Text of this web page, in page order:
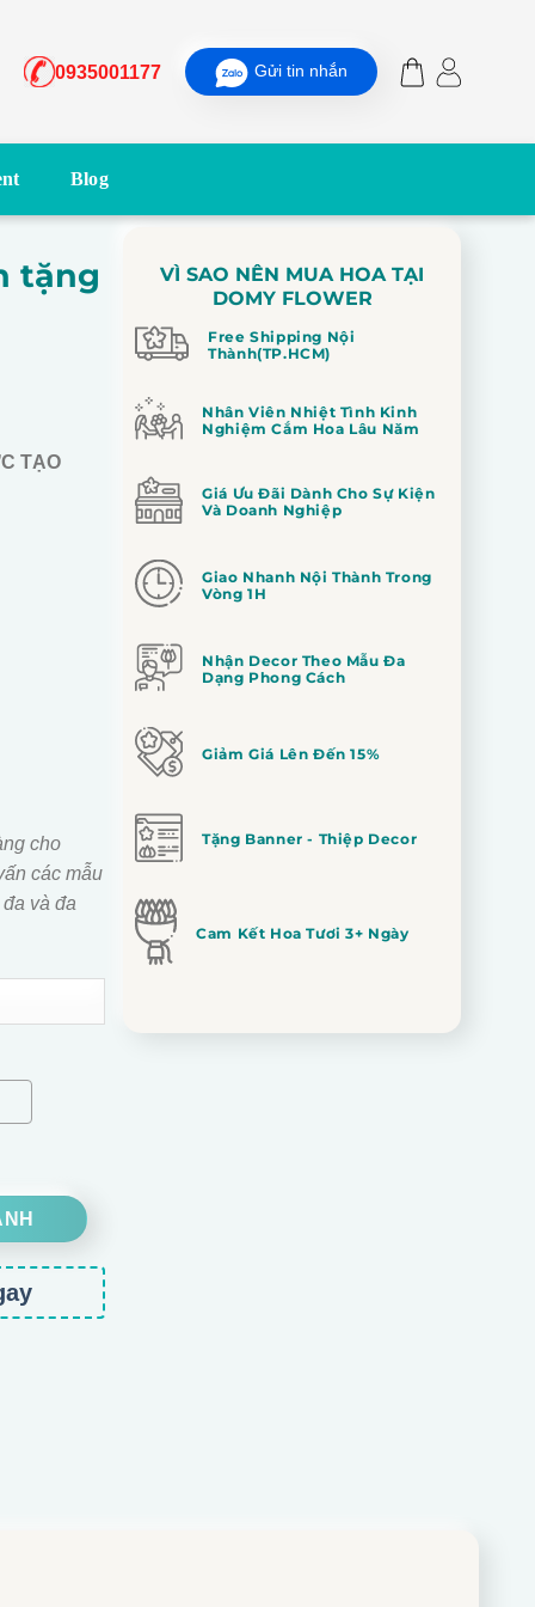
0935001177 Gửi tin nhắn
Blog
tặng
TẠO
cho
các mẫu
và đa
VÌ SAO NÊN MUA HOA TẠI
DOMY FLOWER
Free Shipping Nội
Thành(TP.HCM)
Nhân Viên Nhiệt Tình Kinh
Nghiệm Cắm Hoa Lâu Năm
Giá Ưu Đãi Dành Cho Sự Kiện
Và Doanh Nghiệp
Giao Nhanh Nội Thành Trong
Vòng 1H
Nhận Decor Theo Mẫu Đa
Dạng Phong Cách
Giảm Giá Lên Đến 15%
Tặng Banner - Thiệp Decor
Cam Kết Hoa Tươi 3+ Ngày